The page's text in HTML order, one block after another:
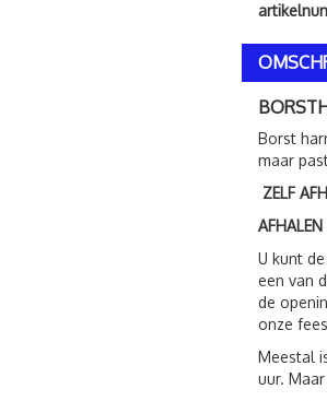
Borst
maar
ZELF
AFHALEN
U kunt
een van
de
onze
Meestal
uur.